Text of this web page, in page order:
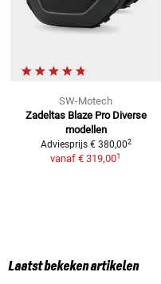
SW-Motech
Zadeltas Blaze Pro Diverse
modellen
Adviesprijs € 380,002
vanaf € 319,001
Laatst bekeken artikelen